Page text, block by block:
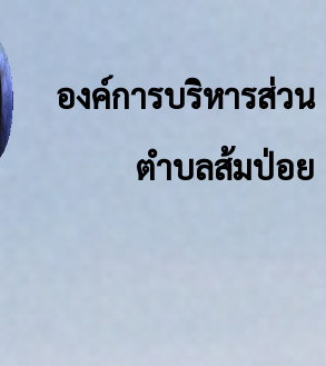
องค์การบริหารส่วน
ตำบลส้มป่อย